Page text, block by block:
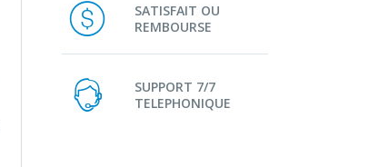
SATISFAIT OU
REMBOURSE
SUPPORT 7/7
TELEPHONIQUE